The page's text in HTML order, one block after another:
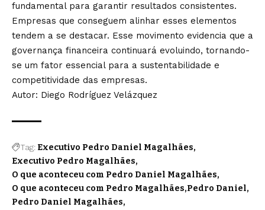
fundamental para garantir resultados consistentes.
Empresas que conseguem alinhar esses elementos
tendem a se destacar. Esse movimento evidencia que a
governança financeira continuará evoluindo, tornando-
se um fator essencial para a sustentabilidade e
competitividade das empresas.
Autor: Diego Rodríguez Velázquez
Tag: Executivo Pedro Daniel Magalhães
Executivo Pedro Magalhães
O que aconteceu com Pedro Daniel Magalhães
O que aconteceu com Pedro Magalhães Pedro Daniel
Pedro Daniel Magalhães